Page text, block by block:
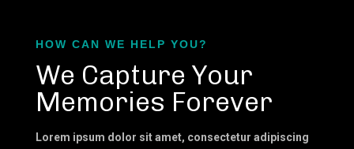
HOW CAN WE HELP YOU?
We Capture Your
Memories Forever
Lorem ipsum dolor sit amet, consectetur adipiscing